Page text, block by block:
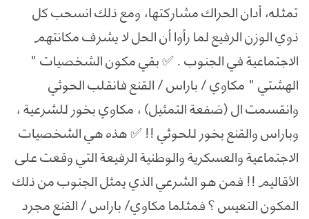
تمثله، أدان الحراك مشاركتها، ومع ذلك انسحب كل
ذوي الوزن الرفيع لما رأوا أن الحل لا يشرف مكانتهم
الاجتماعية في الجنوب . ✅ بقي مكون الشخصيات "
الهشتي " مكاوي / باراس / القنع فانقلب الحوثي
وانقسمت ال (ضفعة التمثيل) ، مكاوي بخور للشرعية ،
وباراس والقنع بخور للحوثي !! ✅ هذه هي الشخصيات
الاجتماعية والعسكرية والوطنية الرفيعة التي وقعت على
الأقاليم !! فمن هو الشرعي الذي يمثل الجنوب من ذلك
المكون التعيس ؟ فمثلما مكاوي/ باراس / القنع مجرد